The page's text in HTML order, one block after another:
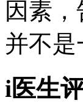
因素
并不是
i医生